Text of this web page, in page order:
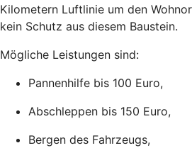
Kilometern Luftlinie um den
kein Schutz aus diesem Baustein.
Mögliche Leistungen sind:
Pannenhilfe bis 100 Euro,
Abschleppen bis 150 Euro,
Bergen des Fahrzeugs,